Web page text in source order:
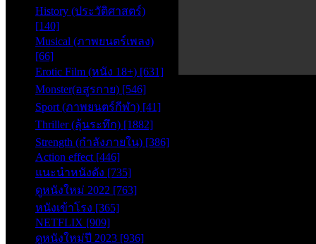
History (ประวัติศาสตร์)
[140]
Musical (ภาพยนตร์เพลง)
[66]
Erotic Film (หนัง 18+) [631]
Monster(อสูรกาย) [546]
Sport (ภาพยนตร์กีฬา) [41]
Thriller (ลุ้นระทึก) [1882]
Strength (กำลังภายใน) [386]
Action effect [446]
แนะนำหนังดัง [735]
ดูหนังใหม่ 2022 [763]
หนังเข้าโรง [365]
NETFLIX [909]
ดูหนังใหม่ปี 2023 [936]